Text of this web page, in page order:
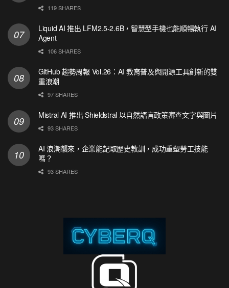
119 SHARES
Liquid AI 推出 LFM2.5-2.6B，智慧型手機也能順暢執行 AI
Agent
106 SHARES
GitHub 趨勢周報 Vol.26：AI 教育普及與開源工具創新的雙
重浪潮
97 SHARES
Mistral AI 推出 Shieldstral 以自然語言政策審查文字與圖片
93 SHARES
AI 浪潮襲來，企業能記取歷史教訓，成功重塑勞工技能
嗎？
93 SHARES